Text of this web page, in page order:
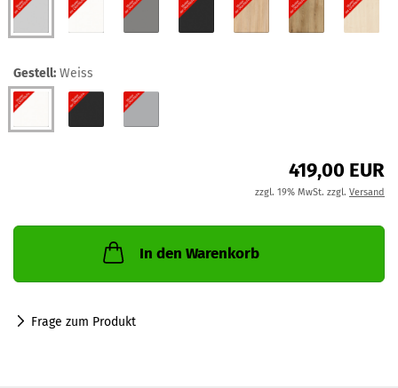
Gestell: Weiss
419,00 EUR
zzgl. 19% MwSt. zzgl. Versand
In den Warenkorb
Frage zum Produkt